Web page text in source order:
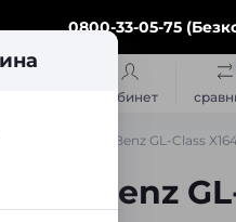
0800-33-05-75
кабинет
Mercedes-Benz GL-Class
Benz